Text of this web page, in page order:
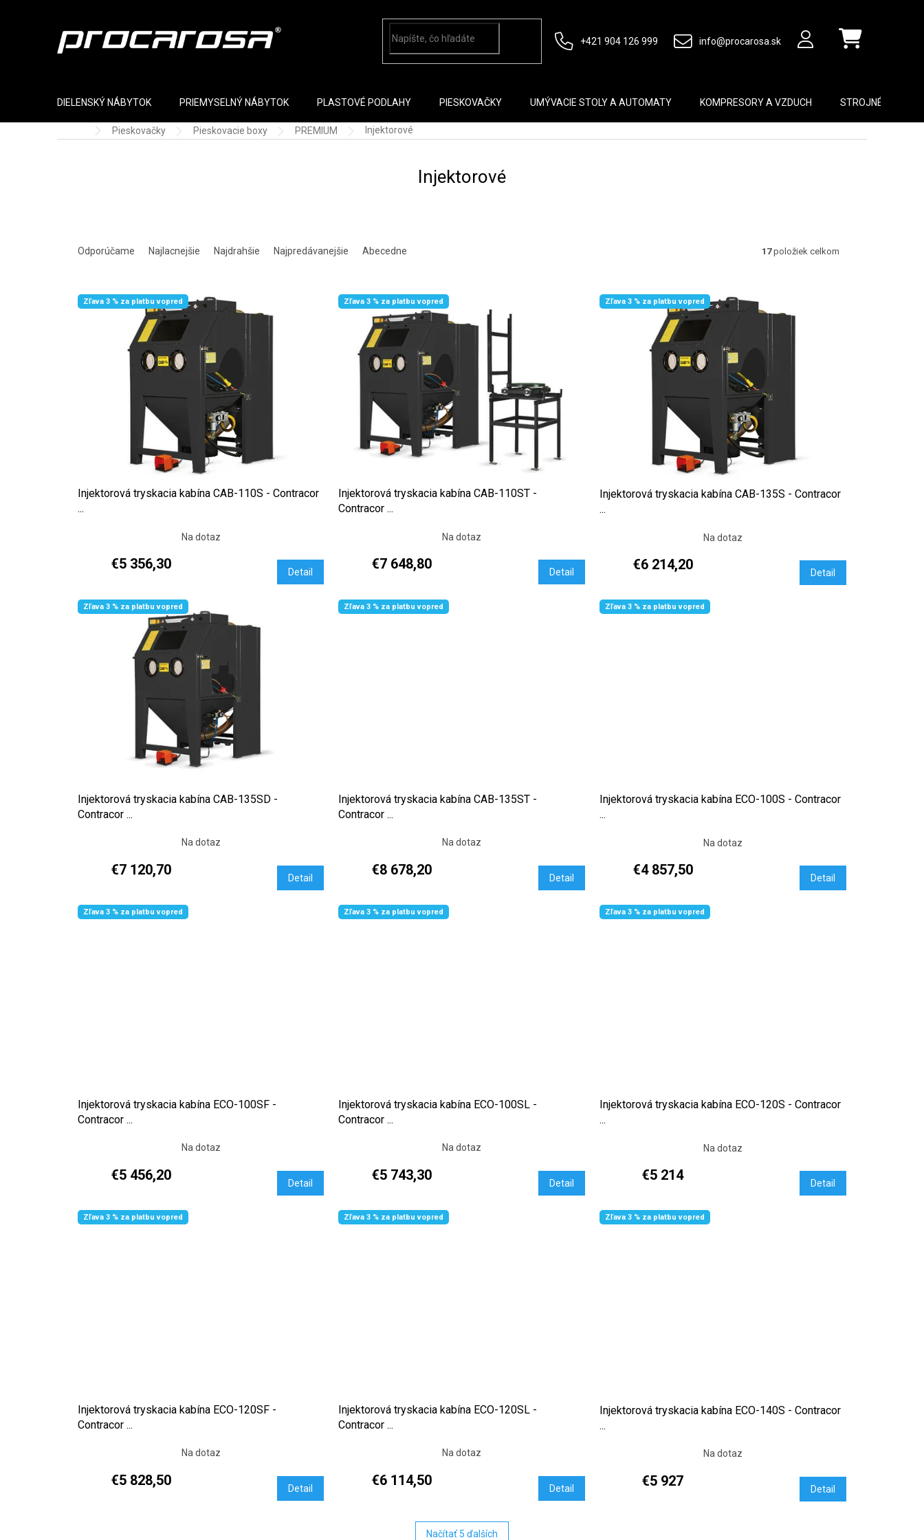
+421 904 126 999 info@procarosa.sk Nákupný košík
DIELENSKÝ NÁBYTOK PRIEMYSELNÝ NÁBYTOK PLASTOVÉ PODLAHY PIESKOVAČKY UMÝVACIE STOLY A AUTOMATY KOMPRESORY A VZDUCH STROJNÉ
Domov Pieskovačky Pieskovacie boxy PREMIUM Injektorové
Injektorové
Odporúčame Najlacnejšie Najdrahšie Najpredávanejšie Abecedne 17položiek celkom
Výpis produktov
Zľava 3 % za platbu vopred
Injektorová tryskacia kabína CAB-110S - Contracor
...
Na dotaz
€5 356,30 Detail
Zľava 3 % za platbu vopred
Injektorová tryskacia kabína CAB-110ST -
Contracor ...
Na dotaz
€7 648,80 Detail
Zľava 3 % za platbu vopred
Injektorová tryskacia kabína CAB-135S - Contracor
...
Na dotaz
€6 214,20 Detail
Zľava 3 % za platbu vopred
Injektorová tryskacia kabína CAB-135SD -
Contracor ...
Na dotaz
€7 120,70 Detail
Zľava 3 % za platbu vopred
Injektorová tryskacia kabína CAB-135ST -
Contracor ...
Na dotaz
€8 678,20 Detail
Zľava 3 % za platbu vopred
Injektorová tryskacia kabína ECO-100S - Contracor
...
Na dotaz
€4 857,50 Detail
Zľava 3 % za platbu vopred
Injektorová tryskacia kabína ECO-100SF -
Contracor ...
Na dotaz
€5 456,20 Detail
Zľava 3 % za platbu vopred
Injektorová tryskacia kabína ECO-100SL -
Contracor ...
Na dotaz
€5 743,30 Detail
Zľava 3 % za platbu vopred
Injektorová tryskacia kabína ECO-120S - Contracor
...
Na dotaz
€5 214 Detail
Zľava 3 % za platbu vopred
Injektorová tryskacia kabína ECO-120SF -
Contracor ...
Na dotaz
€5 828,50 Detail
Zľava 3 % za platbu vopred
Injektorová tryskacia kabína ECO-120SL -
Contracor ...
Na dotaz
€6 114,50 Detail
Zľava 3 % za platbu vopred
Injektorová tryskacia kabína ECO-140S - Contracor
...
Na dotaz
€5 927 Detail
Načítať 5 ďalších